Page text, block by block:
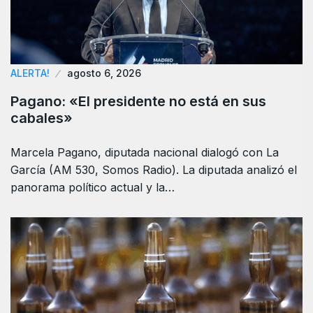
ALERTA! agosto 6, 2026
Pagano: «El presidente no está en sus
cabales»
Marcela Pagano, diputada nacional dialogó con La
García (AM 530, Somos Radio). La diputada analizó el
panorama político actual y la…